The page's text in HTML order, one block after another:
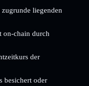
liegenden
on-chain durch
der
besichert oder